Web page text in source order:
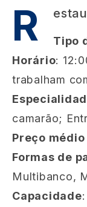
R Tipo
Horário:
trabalham
camarão;
Preço
Formas de
Multibanco,
Capacidade